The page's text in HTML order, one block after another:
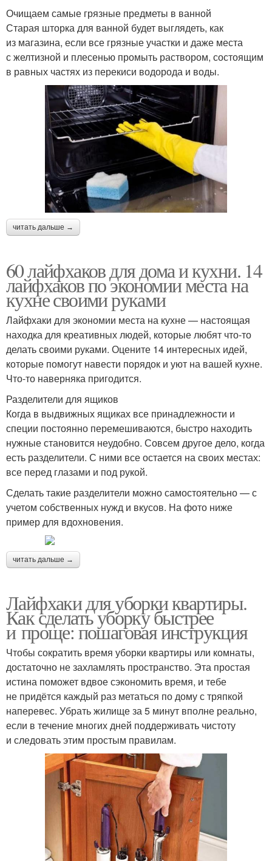
Очищаем самые грязные предметы в ванной
Старая шторка для ванной будет выглядеть, как
из магазина, если все грязные участки и даже места
с желтизной и плесенью промыть раствором, состоящим
в равных частях из перекиси водорода и воды.
читать дальше →
60 лайфхаков для дома и кухни. 14
лайфхаков по экономии места на
кухне своими руками
Лайфхаки для экономии места на кухне — настоящая
находка для креативных людей, которые любят что-то
делать своими руками. Оцените 14 интересных идей,
которые помогут навести порядок и уют на вашей кухне.
Что-то наверняка пригодится.
Разделители для ящиков
Когда в выдвижных ящиках все принадлежности и
специи постоянно перемешиваются, быстро находить
нужные становится неудобно. Совсем другое дело, когда
есть разделители. С ними все остается на своих местах:
все перед глазами и под рукой.
Сделать такие разделители можно самостоятельно — с
учетом собственных нужд и вкусов. На фото ниже
пример для вдохновения.
читать дальше →
Лайфхаки для уборки квартиры.
Как сделать уборку быстрее
и проще: пошаговая инструкция
Чтобы сократить время уборки квартиры или комнаты,
достаточно не захламлять пространство. Эта простая
истина поможет вдвое сэкономить время, и тебе
не придётся каждый раз метаться по дому с тряпкой
наперевес. Убрать жилище за 5 минут вполне реально,
если в течение многих дней поддерживать чистоту
и следовать этим простым правилам.